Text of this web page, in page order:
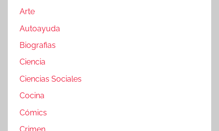
Arte
Autoayuda
Biografias
Ciencia
Ciencias Sociales
Cocina
Cómics